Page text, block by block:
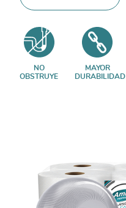
NO
OBSTRUYE
MAYOR
DURABILIDAD